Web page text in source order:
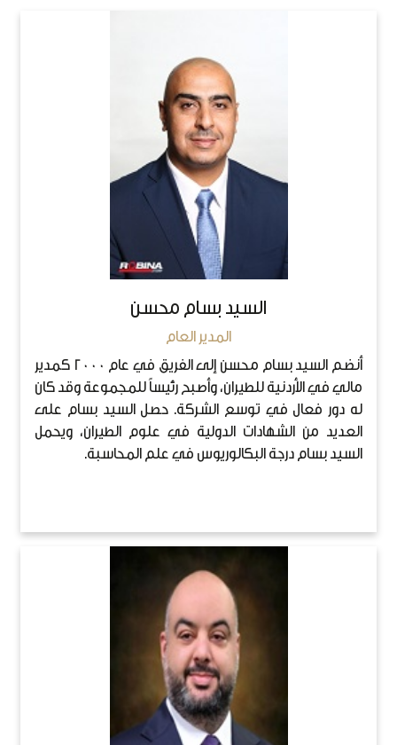
السيد بسام محسن
المدير العام
أنضم السيد بسام محسن إلى الفريق في عام 2000 كمدير
مالي في الأردنية للطيران، وأصبح رئيساً للمجموعة وقد كان
له دور فعال في توسع الشركة. حصل السيد بسام على
العديد من الشهادات الدولية في علوم الطيران، ويحمل
السيد بسام درجة البكالوريوس في علم المحاسبة.